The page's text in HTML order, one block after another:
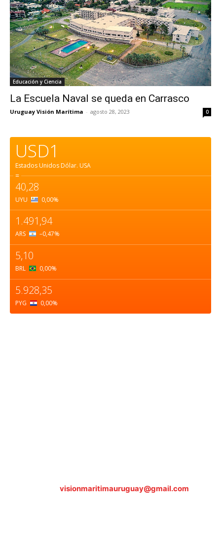
Educación y Ciencia
La Escuela Naval se queda en Carrasco
Uruguay Visión Marítima - agosto 28, 2023 0
USD1
Estados Unidos Dólar. USA
=
40,28
UYU 0,00%
1.491,94
ARS –0,47%
5,10
BRL 0,00%
5.928,35
PYG 0,00%
visionmaritimauruguay@gmail.com